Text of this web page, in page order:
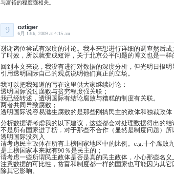
与富裕的程度强相关。
oztiger
6月 13th, 2009 at 4:15 am
9
谢谢诸位尝试有深度的讨论。我本来想进行详细的调查然后
了时效，所以就变成短评，关于北京公平问题的博文也是一样
回到本文来说，我没有进行对数据的深度分析，但光明日报
引用透明国际自己的观点说明他们真正的立场。
我可以把我知道的写在这里供大家继续讨论：
透明国际说过腐败与贫穷程度强关联；
我已经转述，透明国际有结论腐败与糟糕的制度有关联。
两者共同导致腐败；
透明国际说容易滋生腐败的是那些刚搞民主的政体和独裁政体
分析数据请考虑我的以下建议，这些都会对处理数据得出的结
不是所有国家进了榜，对于那些不合作（显然是制度问题）
透明国际没列入
请考虑民主政体在所有上榜国家地区中的比例。e.g.十个腐败
是上榜国家本来就有90％是民主的；
请考虑一些所谓民主政体是否是真的民主政体，小心那些名义
注意数据的可比性，贫富和制度都一样的国家也可能因为其它
除其它影响。